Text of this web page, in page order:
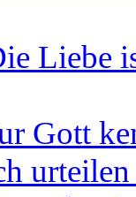
Liebe
Gott